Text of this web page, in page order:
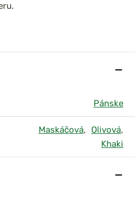
Pánske
Maskáčová, Olivová,
Khaki